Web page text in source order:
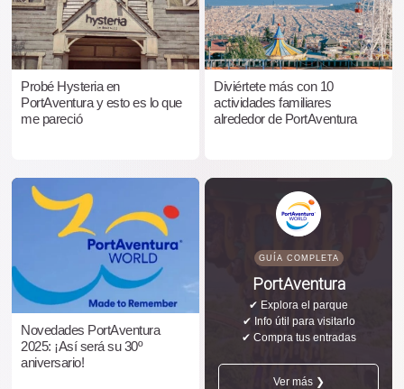
Probé Hysteria en
PortAventura y esto es lo que
me pareció
Diviértete más con 10
actividades familiares
alrededor de PortAventura
Novedades PortAventura
2025: ¡Así será su 30º
aniversario!
GUÍA COMPLETA
PortAventura
✔ Explora el parque
✔ Info útil para visitarlo
✔ Compra tus entradas
Ver más ❯